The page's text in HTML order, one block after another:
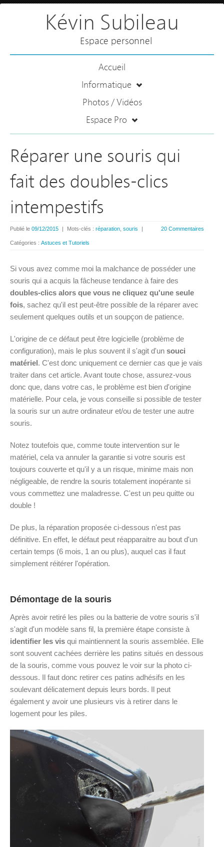
Kévin Subileau
Espace personnel
Accueil
Informatique
Photos / Vidéos
Espace Pro
Réparer une souris qui
fait des doubles-clics
intempestifs
20 Commentaires
Publié le 09/12/2015 | Mots-clés : réparation souris |
Catégories : Astuces et Tutoriels
Si vous avez comme moi la malchance de posséder une
souris qui a acquis la fâcheuse tendance à faire des
doubles-clics alors que vous ne cliquez qu'une seule
fois, sachez qu'il est peut-être possible de la réparer avec
seulement quelques outils et un soupçon de patience.
L'origine de ce défaut peut être logicielle (problème de
configuration), mais le plus souvent il s'agit d'un souci
matériel. C'est donc uniquement ce dernier cas que je vais
traiter dans cet article. Avant toute chose, assurez-vous
donc que, dans votre cas, le problème est bien d'origine
matérielle. Pour cela, je vous conseille si possible de tester
la souris sur un autre ordinateur et/ou de tester une autre
souris.
Notez toutefois que, comme toute intervention sur le
matériel, cela va annuler la garantie si votre souris est
toujours couverte et qu'il y a un risque, minime mais non
négligeable, de rendre la souris totalement inopérante si
vous commettez une maladresse. C'est un peu quitte ou
double !
De plus, la réparation proposée ci-dessous n'est pas
définitive. En effet, le défaut peut réapparaitre au bout d'un
certain temps (6 mois, 1 an ou plus), auquel cas il faut
simplement réitérer l'opération.
Démontage de la souris
Après avoir retiré les piles ou la batterie de votre souris s'il
s'agit d'un modèle sans fil, la première étape consiste à
identifier les vis qui maintiennent la souris assemblée. Elle
sont souvent cachées derrière les patins situés en dessous
de la souris, comme vous pouvez le voir sur la photo ci-
dessous. Il faut donc retirer ces patins adhésifs en les
soulevant délicatement depuis leurs bords. Il peut
également y avoir une plusieurs vis à retirer dans le
logement pour les piles.